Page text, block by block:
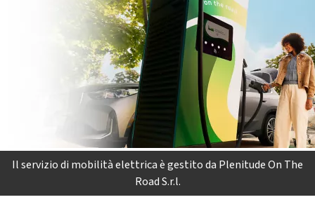
Il servizio di mobilità elettrica è gestito da Plenitude On The
Road S.r.l.